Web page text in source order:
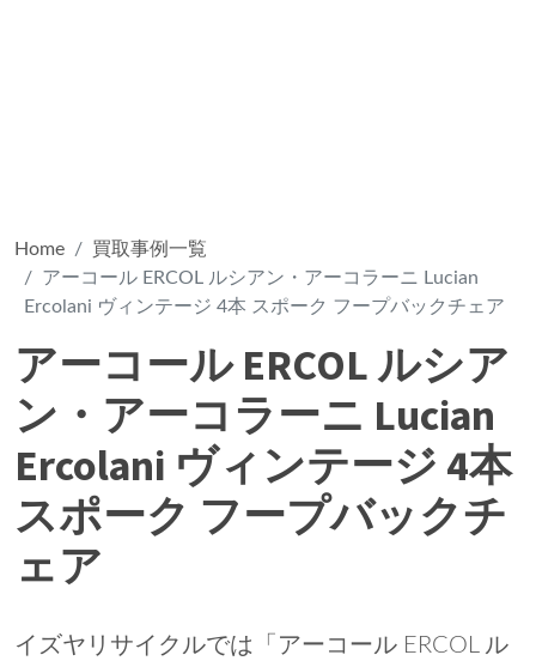
Home
買取事例一覧
アーコール ERCOL ルシアン・アーコラーニ Lucian
Ercolani ヴィンテージ 4本 スポーク フープバックチェア
アーコール ERCOL ルシア
ン・アーコラーニ Lucian
Ercolani ヴィンテージ 4本
スポーク フープバックチ
ェア
イズヤリサイクルでは「アーコール ERCOL ル